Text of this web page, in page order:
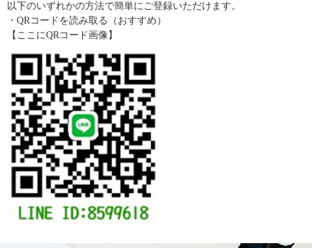
以下のいずれかの方法で簡単にご登録いただけます。
・QRコードを読み取る（おすすめ）
【ここにQRコード画像】